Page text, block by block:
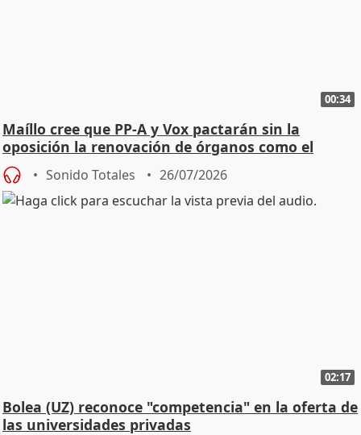
00:34
Maíllo cree que PP-A y Vox pactarán sin la
oposición la renovación de órganos como el
Defensor
Sonido Totales 26/07/2026
02:17
Bolea (UZ) reconoce "competencia" en la oferta de
las universidades privadas